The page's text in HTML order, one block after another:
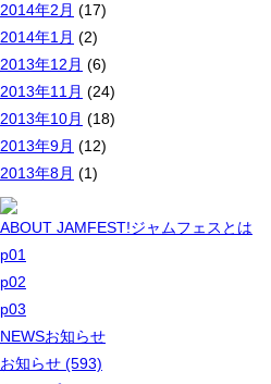
2014年2月 (17)
2014年1月 (2)
2013年12月 (6)
2013年11月 (24)
2013年10月 (18)
2013年9月 (12)
2013年8月 (1)
ABOUT JAMFEST!ジャムフェスとは
p01
p02
p03
NEWSお知らせ
お知らせ (593)